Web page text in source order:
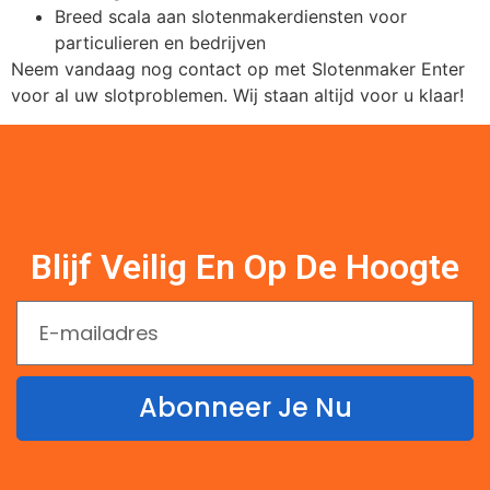
Breed scala aan slotenmakerdiensten voor
particulieren en bedrijven
Neem vandaag nog contact op met Slotenmaker Enter
voor al uw slotproblemen. Wij staan altijd voor u klaar!
Blijf Veilig En Op De Hoogte
Abonneer Je Nu